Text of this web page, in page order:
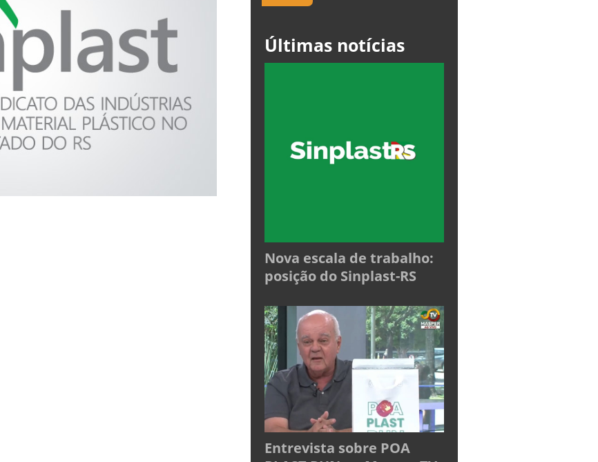
Últimas notícias
Nova escala de trabalho:
posição do Sinplast-RS
Entrevista sobre POA